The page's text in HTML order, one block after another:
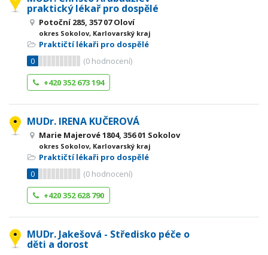
praktický lékař pro dospělé
Potoční 285, 357 07 Oloví
okres Sokolov, Karlovarský kraj
Praktičtí lékaři pro dospělé
0
(0 hodnocení)
+420 352 673 194
MUDr. IRENA KUČEROVÁ
Marie Majerové 1804, 356 01 Sokolov
okres Sokolov, Karlovarský kraj
Praktičtí lékaři pro dospělé
0
(0 hodnocení)
+420 352 628 790
MUDr. Jakešová - Středisko péče o
děti a dorost